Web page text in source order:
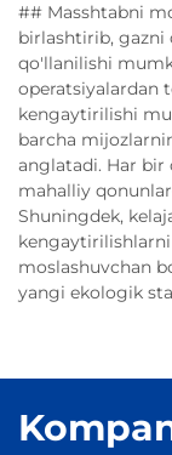
## Masshtabni
birlashtirib, gazni
qo'llanilishi
operatsiyalardan
kengaytirilishi
barcha
anglatadi. Har bir
mahalliy
Shuningdek,
moslashuvchan
yangi ekologik